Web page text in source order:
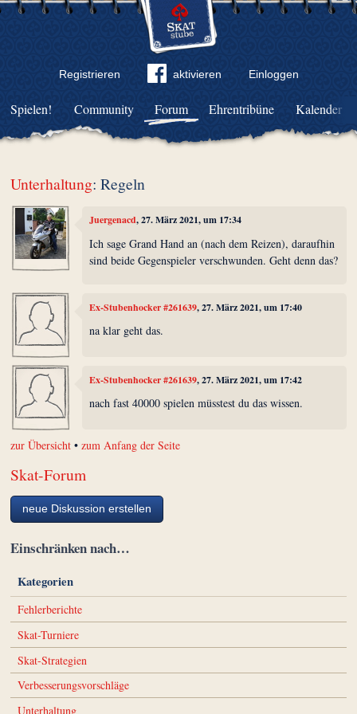
Registrieren aktivieren Einloggen
Community Forum Ehrentribüne Kalender
Spielen!
Unterhaltung: Regeln
Juergenacd, 27. März 2021, um 17:34
Ich sage Grand Hand an (nach dem Reizen), daraufhin
sind beide Gegenspieler verschwunden. Geht denn das?
Ex-Stubenhocker #261639, 27. März 2021, um 17:40
na klar geht das.
Ex-Stubenhocker #261639, 27. März 2021, um 17:42
nach fast 40000 spielen müsstest du das wissen.
zur Übersicht •zum Anfang der Seite
Skat-Forum
neue Diskussion erstellen
Einschränken nach…
Kategorien
Fehlerberichte
Skat-Turniere
Skat-Strategien
Verbesserungsvorschläge
Unterhaltung